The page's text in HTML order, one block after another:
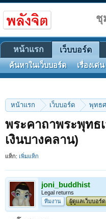
หน้าแรก เว็บบอร์ด พุทธ
พระคาถาพระพุทธ
เงินบางคลาน)
แท็ก: เพิ่มแท็ก
joni_buddhist
Legal returns
ทีมงาน
ผู้ดูแลเว็บบอร์ด
ชุ
หน้าแรก เว็บบอร์ด
ค้นหาในเว็บบอร์ด เรื่องเด่น